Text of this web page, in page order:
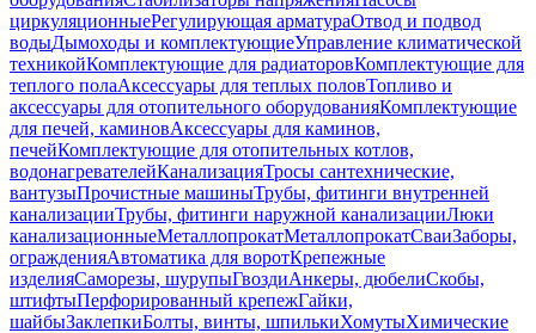
циркуляционныеРегулирующая арматураОтвод и подвод
водыДымоходы и комплектующиеУправление климатической
техникойКомплектующие для радиаторовКомплектующие для
теплого полаАксессуары для теплых половТопливо и
аксессуары для отопительного оборудованияКомплектующие
для печей, каминовАксессуары для каминов,
печейКомплектующие для отопительных котлов,
водонагревателейКанализацияТросы сантехнические,
вантузыПрочистные машиныТрубы, фитинги внутренней
канализацииТрубы, фитинги наружной канализацииЛюки
канализационныеМеталлопрокатМеталлопрокатСваиЗаборы,
огражденияАвтоматика для воротКрепежные
изделияСаморезы, шурупыГвоздиАнкеры, дюбелиСкобы,
штифтыПерфорированный крепежГайки,
шайбыЗаклепкиБолты, винты, шпилькиХомутыХимические